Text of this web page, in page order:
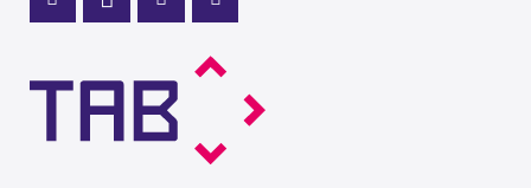
Profil Mastodon
LinkedIn Profil
Instagram Profil
Youtube Profil